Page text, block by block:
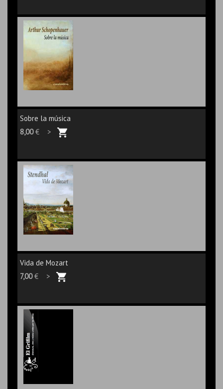
Sobre la música
8,00€ >
Vida de Mozart
7,00€ >